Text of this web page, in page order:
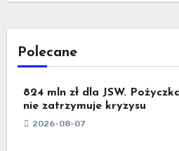
Polecane
824 mln zł dla JSW.
nie zatrzymuje kryzysu
2026-08-07